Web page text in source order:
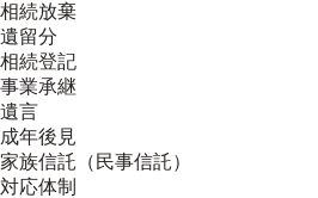
相続放棄
遺留分
相続登記
事業承継
遺言
成年後見
家族信託（民事信託）
対応体制